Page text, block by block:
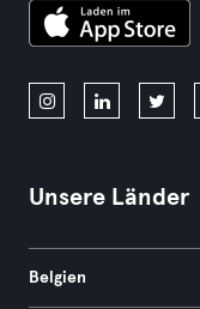
Unsere Länder
Belgien